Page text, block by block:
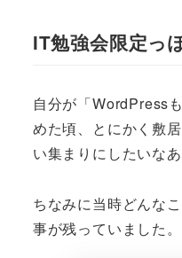
IT勉強会限定っ
自分が「WordPress
めた頃、とにかく敷
い集まりにしたいな
ちなみに当時どんな
事が残っていました。